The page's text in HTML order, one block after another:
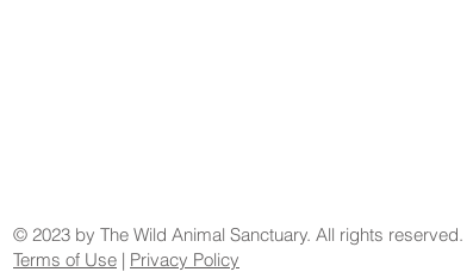
© 2023 by The Wild Animal Sanctuary. All rights reserved.
Terms of Use | Privacy Policy